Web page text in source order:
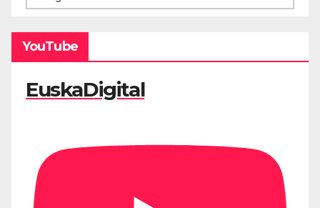
YouTube
EuskaDigital